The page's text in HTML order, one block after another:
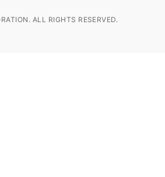
ALL RIGHTS RESERVED.